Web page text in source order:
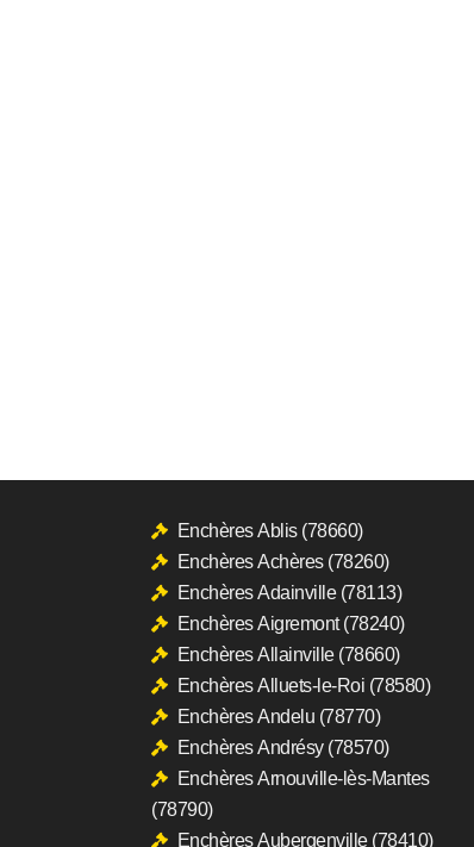
Enchères Ablis (78660)
Enchères Achères (78260)
Enchères Adainville (78113)
Enchères Aigremont (78240)
Enchères Allainville (78660)
Enchères Alluets-le-Roi (78580)
Enchères Andelu (78770)
Enchères Andrésy (78570)
Enchères Arnouville-lès-Mantes
(78790)
Enchères Aubergenville (78410)